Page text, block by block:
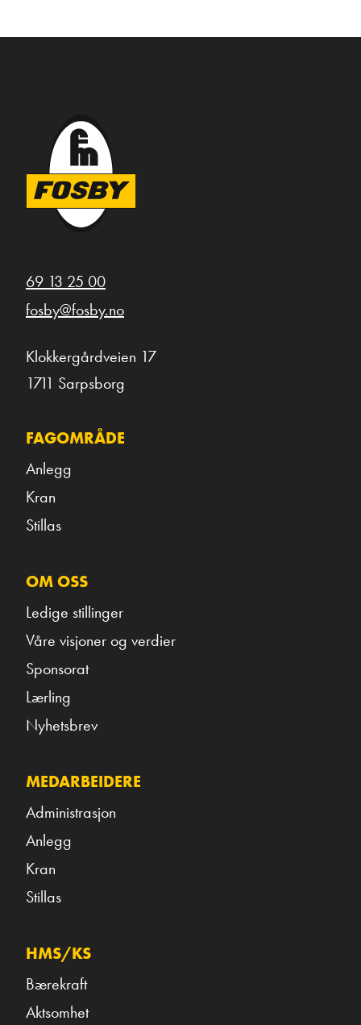
69 13 25 00
fosby@fosby.no
Klokkergårdveien 17
1711 Sarpsborg
FAGOMRÅDE
Anlegg
Kran
Stillas
OM OSS
Ledige stillinger
Våre visjoner og verdier
Sponsorat
Lærling
Nyhetsbrev
MEDARBEIDERE
Administrasjon
Anlegg
Kran
Stillas
HMS/KS
Bærekraft
Aktsomhet